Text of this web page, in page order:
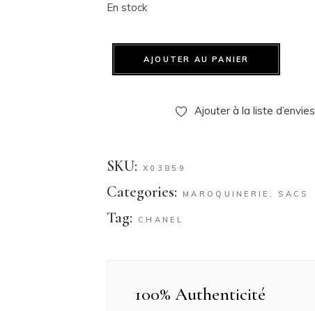
En stock
AJOUTER AU PANIER
Ajouter à la liste d’envies
SKU: X03859
Categories: MAROQUINERIE , SACS
Tag: CHANEL
100% Authenticité